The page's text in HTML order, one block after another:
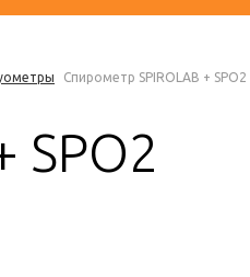
Спирометр SPIROLAB + SPO2
SPO2